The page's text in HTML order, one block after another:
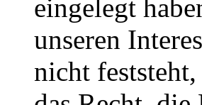
eingelegt
unseren
nicht feststeht,